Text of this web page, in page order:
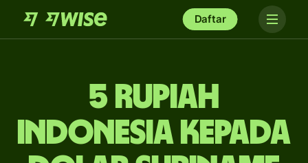
Daftar
5 rupiah
Indonesia kepada